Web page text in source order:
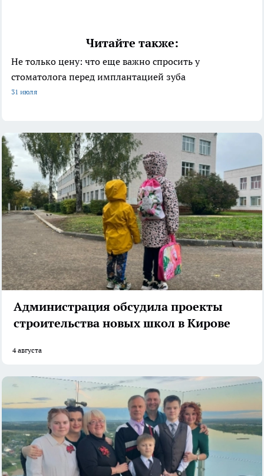
Читайте также:
Не только цену: что еще важно спросить у
стоматолога перед имплантацией зуба
31 июля
Администрация обсудила проекты
строительства новых школ в Кирове
4 августа